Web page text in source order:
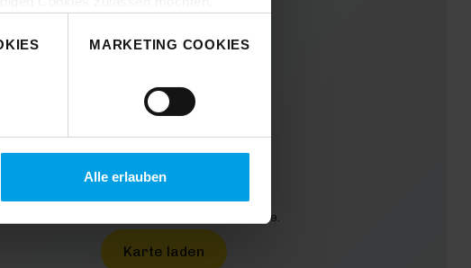
Auswahl treffen. Sie können eine
lesen Sie bitte unsere
MARKETING COOKIES
Alle erlauben
Durch das Laden akzeptieren Sie die
Datenschutzbestimmungen von Google.
Karte laden